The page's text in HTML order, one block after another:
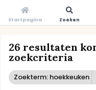
26 resultaten
zoekcriteria
Zoekterm: hoekkeuken
Startpagina Zoeken